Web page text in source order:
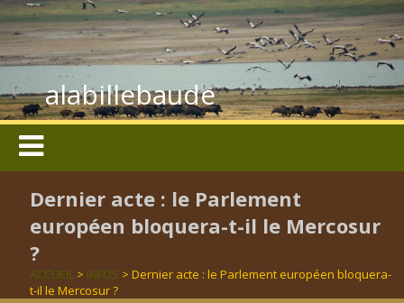
alabillebaude
Dernier acte : le Parlement
européen bloquera-t-il le Mercosur
?
ACCUEIL > INFOS > Dernier acte : le Parlement européen bloquera-
t-il le Mercosur ?